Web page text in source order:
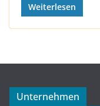
Weiterlesen
Unternehmen